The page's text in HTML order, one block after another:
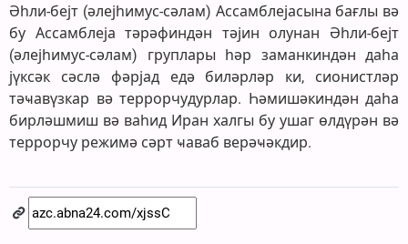
Әһли-бејт (әлејһимус-сәлам) Ассамблејасына бағлы вә
бу Ассамблеја тәрәфиндән тәјин олунан Әһли-бејт
(әлејһимус-сәлам) груплары һәр заманкиндән даһа
јүксәк сәслә фәрјад едә биләрләр ки, сионистләр
тәҹавүзкар вә террорчудурлар. Һәмишәкиндән даһа
бирләшмиш вә ваһид Иран халгы бу ушаг өлдүрән вә
террорчу режимә сәрт ҹаваб верәҹәкдир.